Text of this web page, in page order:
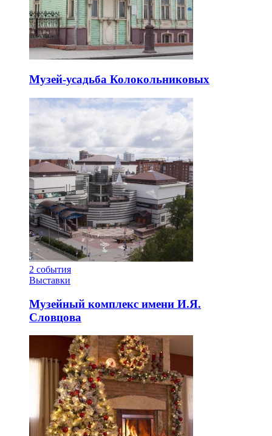
Музей-усадьба Колокольниковых
2 события
Выставки
Музейный комплекс имени И.Я.
Словцова